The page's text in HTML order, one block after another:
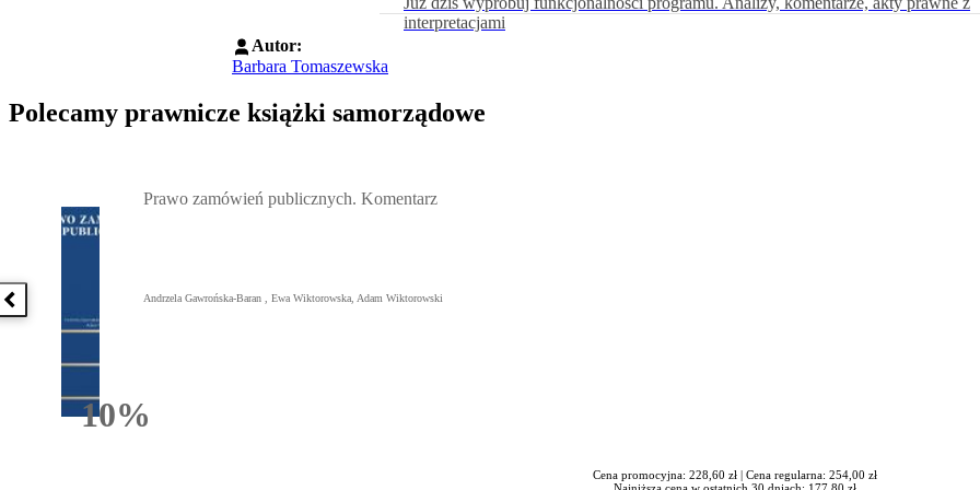
interpretacjami
Autor:
Barbara Tomaszewska
Polecamy prawnicze książki samorządowe
Poprzednia książka
10%Rabatu
Prawo zamówień publicznych. Komentarz
Andrzela Gawrońska-Baran , Ewa Wiktorowska, Adam Wiktorowski
Cena promocyjna: 228,60 zł | Cena regularna: 254,00 zł